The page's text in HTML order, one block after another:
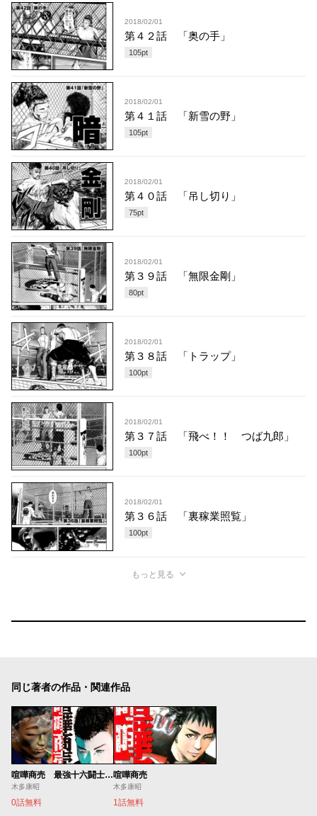
2018/02/01
第４２話 「奥の手」
105pt
2018/02/01
第４１話 「新雪の野」
105pt
2018/02/01
第４０話 「吊し切り」
75pt
2018/02/01
第３９話 「無限金剛」
80pt
2018/02/01
第３８話 「トラップ」
100pt
2018/02/01
第３７話 「飛べ！！ つば九郎」
100pt
2018/02/01
第３６話 「裏稼業照覧」
100pt
もっと見る
同じ著者の作品・関連作品
喧嘩商売 最強十六闘士セレクション
木多康昭
0話無料
喧嘩商売
木多康昭
1話無料